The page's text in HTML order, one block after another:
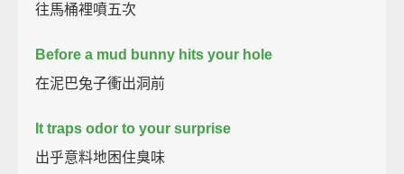
往馬桶裡噴五次
Before a mud bunny hits your hole
在泥巴兔子衝出洞前
It traps odor to your surprise
出乎意料地困住臭味